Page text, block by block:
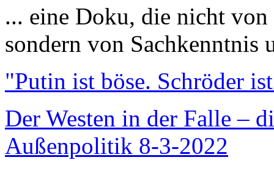
... eine Doku, die nicht
sondern von Sachkenntnis
"Putin ist böse. Schröder
Der Westen in der Falle –
Außenpolitik 8-3-2022